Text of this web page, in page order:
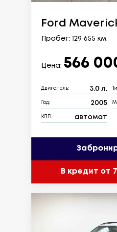
Ford
Пробег: 129 655 км.
Цена: 566
Двигатель: 3.0 л.
Год: 2005
КПП: автомат
В кредит от